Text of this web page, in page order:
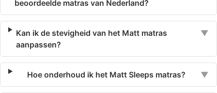
beoordeelde matras van Nederland?
Kan ik de stevigheid van het Matt matras
aanpassen?
▼
Hoe onderhoud ik het Matt Sleeps matras? ▼